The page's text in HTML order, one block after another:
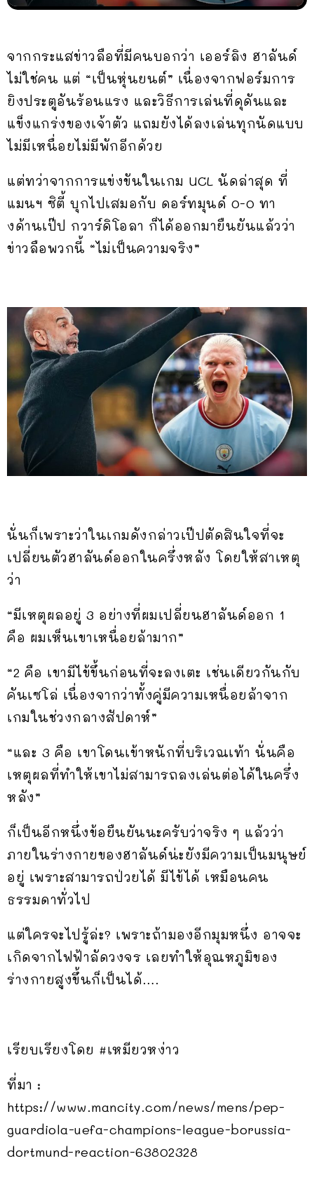
จากกระแสข่าวลือที่มีคนบอกว่า เออร์ลิง ฮาลันด์
ไม่ใช่คน แต่ “เป็นหุ่นยนต์” เนื่องจากฟอร์มการ
ยิงประตูอันร้อนแรง และวิธีการเล่นที่ดุดันและ
แข็งแกร่งของเจ้าตัว แถมยังได้ลงเล่นทุกนัดแบบ
ไม่มีเหนื่อยไม่มีพักอีกด้วย
แต่ทว่าจากการแข่งขันในเกม UCL นัดล่าสุด ที่
แมนฯ ซิตี้ บุกไปเสมอกับ ดอร์ทมุนด์ 0-0 ทา
งด้านเป๊ป กวาร์ดิโอลา ก็ได้ออกมายืนยันแล้วว่า
ข่าวลือพวกนี้ “ไม่เป็นความจริง”
นั่นก็เพราะว่าในเกมดังกล่าวเป๊ปตัดสินใจที่จะ
เปลี่ยนตัวฮาลันด์ออกในครึ่งหลัง โดยให้สาเหตุ
ว่า
“มีเหตุผลอยู่ 3 อย่างที่ผมเปลี่ยนฮาลันด์ออก 1
คือ ผมเห็นเขาเหนื่อยล้ามาก”
“2 คือ เขามีไข้ขึ้นก่อนที่จะลงเตะ เช่นเดียวกันกับ
คันเซโล่ เนื่องจากว่าทั้งคู่มีความเหนื่อยล้าจาก
เกมในช่วงกลางสัปดาห์”
“และ 3 คือ เขาโดนเข้าหนักที่บริเวณเท้า นั่นคือ
เหตุผลที่ทำให้เขาไม่สามารถลงเล่นต่อได้ในครึ่ง
หลัง”
ก็เป็นอีกหนึ่งข้อยืนยันนะครับว่าจริง ๆ แล้วว่า
ภายในร่างกายของฮาลันด์น่ะยังมีความเป็นมนุษย์
อยู่ เพราะสามารถป่วยได้ มีไข้ได้ เหมือนคน
ธรรมดาทั่วไป
แต่ใครจะไปรู้ล่ะ? เพราะถ้ามองอีกมุมหนึ่ง อาจจะ
เกิดจากไฟฟ้าลัดวงจร เลยทำให้อุณหภูมิของ
ร่างกายสูงขึ้นก็เป็นได้….
เรียบเรียงโดย #เหมียวหง่าว
ที่มา :
https://www.mancity.com/news/mens/pep-
guardiola-uefa-champions-league-borussia-
dortmund-reaction-63802328